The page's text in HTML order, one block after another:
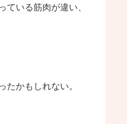
いる筋肉が違い、
かもしれない。